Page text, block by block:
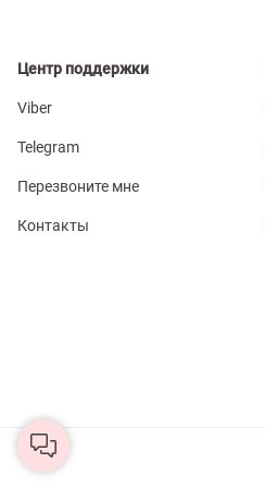
Центр поддержки
Viber
Telegram
Перезвоните мне
Контакты